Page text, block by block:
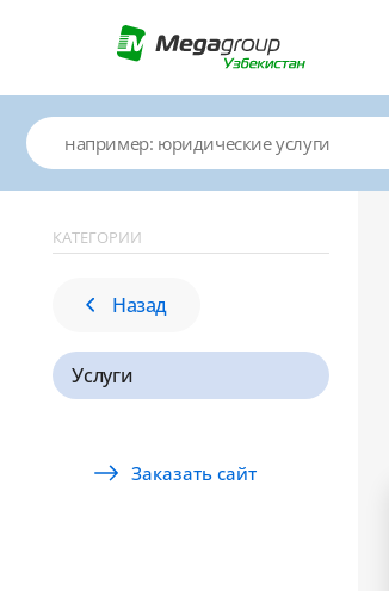
КАТЕГОРИИ
Назад
Услуги
Заказать сайт